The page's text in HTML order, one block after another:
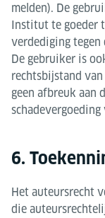
melden). De
Institut te goeder
verdediging
De gebruiker is
rechtsbijstand
geen afbreuk aan
6.
Het auteursrecht
die